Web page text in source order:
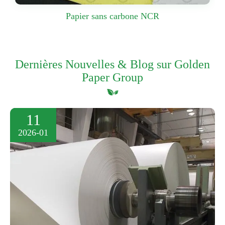
Papier sans carbone NCR
Dernières Nouvelles & Blog sur Golden
Paper Group
11
2026-01